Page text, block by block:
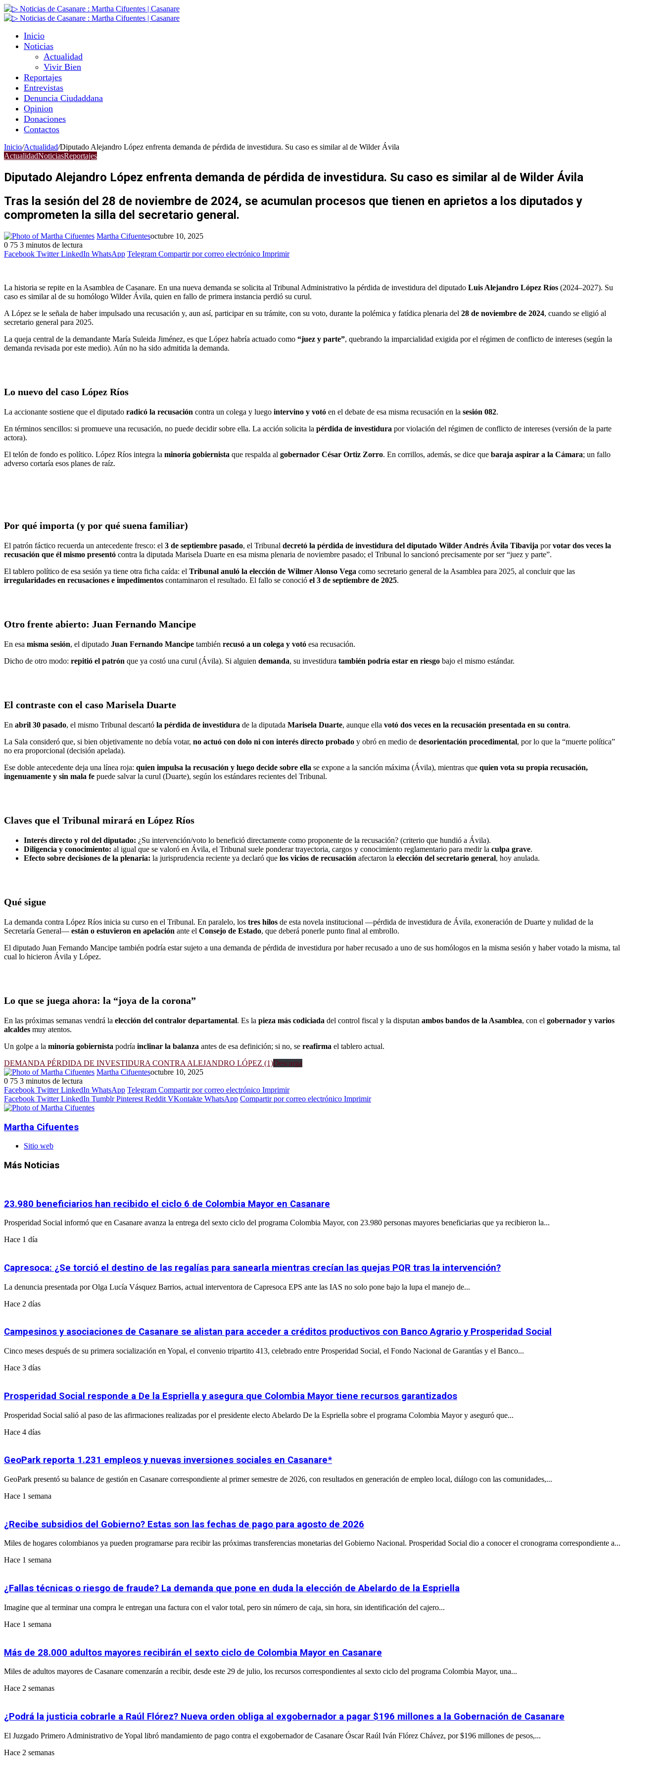
Inicio
Noticias
Actualidad
Vivir Bien
Reportajes
Entrevistas
Denuncia Ciudaddana
Opinion
Donaciones
Contactos
Inicio/Actualidad/Diputado Alejandro López enfrenta demanda de pérdida de investidura. Su caso es similar al de Wilder Ávila
ActualidadNoticiasReportajes
Diputado Alejandro López enfrenta demanda de pérdida de investidura. Su caso es similar al de Wilder Ávila
Tras la sesión del 28 de noviembre de 2024, se acumulan procesos que tienen en aprietos a los diputados y
comprometen la silla del secretario general.
Martha Cifuentesoctubre 10, 2025
0 75 3 minutos de lectura
Facebook Twitter LinkedIn WhatsApp Telegram Compartir por correo electrónico Imprimir
La historia se repite en la Asamblea de Casanare. En una nueva demanda se solicita al Tribunal Administrativo la pérdida de investidura del diputado Luis Alejandro López Ríos (2024–2027). Su
caso es similar al de su homólogo Wilder Ávila, quien en fallo de primera instancia perdió su curul.
A López se le señala de haber impulsado una recusación y, aun así, participar en su trámite, con su voto, durante la polémica y fatídica plenaria del 28 de noviembre de 2024, cuando se eligió al
secretario general para 2025.
La queja central de la demandante María Suleida Jiménez, es que López habría actuado como “juez y parte”, quebrando la imparcialidad exigida por el régimen de conflicto de intereses (según la
demanda revisada por este medio). Aún no ha sido admitida la demanda.
Lo nuevo del caso López Ríos
La accionante sostiene que el diputado radicó la recusación contra un colega y luego intervino y votó en el debate de esa misma recusación en la sesión 082.
En términos sencillos: si promueve una recusación, no puede decidir sobre ella. La acción solicita la pérdida de investidura por violación del régimen de conflicto de intereses (versión de la parte
actora).
El telón de fondo es político. López Ríos integra la minoría gobiernista que respalda al gobernador César Ortiz Zorro. En corrillos, además, se dice que baraja aspirar a la Cámara; un fallo
adverso cortaría esos planes de raíz.
Por qué importa (y por qué suena familiar)
El patrón fáctico recuerda un antecedente fresco: el 3 de septiembre pasado, el Tribunal decretó la pérdida de investidura del diputado Wilder Andrés Ávila Tibavija porvotar dos veces la
recusación que él mismo presentó contra la diputada Marisela Duarte en esa misma plenaria de noviembre pasado; el Tribunal lo sancionó precisamente por ser “juez y parte”.
El tablero político de esa sesión ya tiene otra ficha caída: el Tribunal anuló la elección de Wilmer Alonso Vega como secretario general de la Asamblea para 2025, al concluir que las
irregularidades en recusaciones e impedimentos contaminaron el resultado. El fallo se conoció el 3 de septiembre de 2025.
Otro frente abierto: Juan Fernando Mancipe
En esa misma sesión, el diputado Juan Fernando Mancipe también recusó a un colega y votó esa recusación.
Dicho de otro modo: repitió el patrón que ya costó una curul (Ávila). Si alguien demanda, su investidura también podría estar en riesgo bajo el mismo estándar.
El contraste con el caso Marisela Duarte
En abril 30 pasado, el mismo Tribunal descartó la pérdida de investidura de la diputada Marisela Duarte, aunque ella votó dos veces en la recusación presentada en su contra.
La Sala consideró que, si bien objetivamente no debía votar, no actuó con dolo ni con interés directo probado y obró en medio de desorientación procedimental, por lo que la “muerte política”
no era proporcional (decisión apelada).
Ese doble antecedente deja una línea roja: quien impulsa la recusación y luego decide sobre ella se expone a la sanción máxima (Ávila), mientras que quien vota su propia recusación,
ingenuamente y sin mala fe puede salvar la curul (Duarte), según los estándares recientes del Tribunal.
Claves que el Tribunal mirará en López Ríos
Interés directo y rol del diputado: ¿Su intervención/voto lo benefició directamente como proponente de la recusación? (criterio que hundió a Ávila).
Diligencia y conocimiento: al igual que se valoró en Ávila, el Tribunal suele ponderar trayectoria, cargos y conocimiento reglamentario para medir la culpa grave.
Efecto sobre decisiones de la plenaria: la jurisprudencia reciente ya declaró que los vicios de recusación afectaron la elección del secretario general, hoy anulada.
Qué sigue
La demanda contra López Ríos inicia su curso en el Tribunal. En paralelo, los tres hilos de esta novela institucional —pérdida de investidura de Ávila, exoneración de Duarte y nulidad de la
Secretaría General— están o estuvieron en apelación ante el Consejo de Estado, que deberá ponerle punto final al embrollo.
El diputado Juan Fernando Mancipe también podría estar sujeto a una demanda de pérdida de investidura por haber recusado a uno de sus homólogos en la misma sesión y haber votado la misma, tal
cual lo hicieron Ávila y López.
Lo que se juega ahora: la “joya de la corona”
En las próximas semanas vendrá la elección del contralor departamental. Es la pieza más codiciada del control fiscal y la disputan ambos bandos de la Asamblea, con el gobernador y varios
alcaldes muy atentos.
Un golpe a la minoría gobiernista podría inclinar la balanza antes de esa definición; si no, se reafirma el tablero actual.
DEMANDA PÉRDIDA DE INVESTIDURA CONTRA ALEJANDRO LÓPEZ (1)Descarga
Martha Cifuentesoctubre 10, 2025
0 75 3 minutos de lectura
Facebook Twitter LinkedIn WhatsApp Telegram Compartir por correo electrónico Imprimir
Facebook Twitter LinkedIn Tumblr Pinterest Reddit VKontakte WhatsApp Compartir por correo electrónico Imprimir
Martha Cifuentes
Sitio web
Más Noticias
23.980 beneficiarios han recibido el ciclo 6 de Colombia Mayor en Casanare
Prosperidad Social informó que en Casanare avanza la entrega del sexto ciclo del programa Colombia Mayor, con 23.980 personas mayores beneficiarias que ya recibieron la...
Hace 1 día
Capresoca: ¿Se torció el destino de las regalías para sanearla mientras crecían las quejas PQR tras la intervención?
La denuncia presentada por Olga Lucía Vásquez Barrios, actual interventora de Capresoca EPS ante las IAS no solo pone bajo la lupa el manejo de...
Hace 2 días
Campesinos y asociaciones de Casanare se alistan para acceder a créditos productivos con Banco Agrario y Prosperidad Social
Cinco meses después de su primera socialización en Yopal, el convenio tripartito 413, celebrado entre Prosperidad Social, el Fondo Nacional de Garantías y el Banco...
Hace 3 días
Prosperidad Social responde a De la Espriella y asegura que Colombia Mayor tiene recursos garantizados
Prosperidad Social salió al paso de las afirmaciones realizadas por el presidente electo Abelardo De la Espriella sobre el programa Colombia Mayor y aseguró que...
Hace 4 días
GeoPark reporta 1.231 empleos y nuevas inversiones sociales en Casanare*
GeoPark presentó su balance de gestión en Casanare correspondiente al primer semestre de 2026, con resultados en generación de empleo local, diálogo con las comunidades,...
Hace 1 semana
¿Recibe subsidios del Gobierno? Estas son las fechas de pago para agosto de 2026
Miles de hogares colombianos ya pueden programarse para recibir las próximas transferencias monetarias del Gobierno Nacional. Prosperidad Social dio a conocer el cronograma correspondiente a...
Hace 1 semana
¿Fallas técnicas o riesgo de fraude? La demanda que pone en duda la elección de Abelardo de la Espriella
Imagine que al terminar una compra le entregan una factura con el valor total, pero sin número de caja, sin hora, sin identificación del cajero...
Hace 1 semana
Más de 28.000 adultos mayores recibirán el sexto ciclo de Colombia Mayor en Casanare
Miles de adultos mayores de Casanare comenzarán a recibir, desde este 29 de julio, los recursos correspondientes al sexto ciclo del programa Colombia Mayor, una...
Hace 2 semanas
¿Podrá la justicia cobrarle a Raúl Flórez? Nueva orden obliga al exgobernador a pagar $196 millones a la Gobernación de Casanare
El Juzgado Primero Administrativo de Yopal libró mandamiento de pago contra el exgobernador de Casanare Óscar Raúl Iván Flórez Chávez, por $196 millones de pesos,...
Hace 2 semanas